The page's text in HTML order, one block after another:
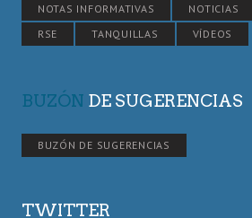
NOTAS INFORMATIVAS
NOTICIAS
RSE
TANQUILLAS VÍDEOS
BUZÓN DE SUGERENCIAS
BUZÓN DE SUGERENCIAS
TWITTER